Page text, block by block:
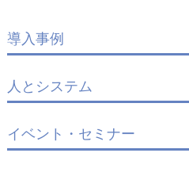
導入事例
人とシステム
イベント・セミナー